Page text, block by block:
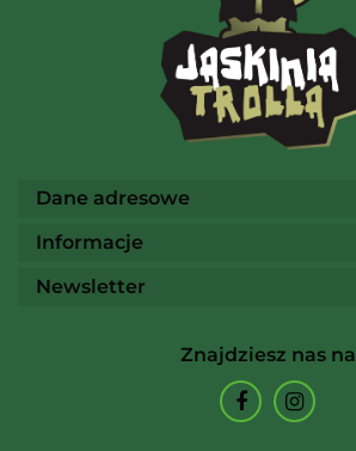
Ammo
Dane adresowe
Informacje
Newsletter
Znajdziesz nas na